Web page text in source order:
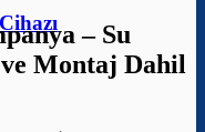
– Su
Montaj Dahil